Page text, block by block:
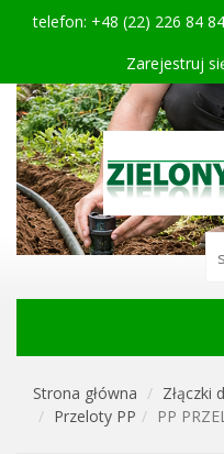
telefon: +48 (22) 226 84
Zarejestruj
Strona główna Złączki
Przeloty PP
PP